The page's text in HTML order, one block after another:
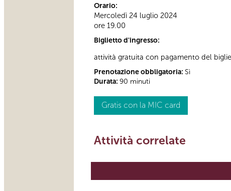
Orario:
Mercoledì 24 luglio 2024
ore 19.00
Biglietto d'ingresso:
attività gratuita con pagamento del
Prenotazione obbligatoria: Sì
Durata: 90 minuti
Gratis con la MIC card
Attività correlate